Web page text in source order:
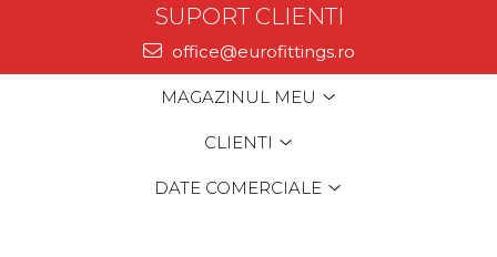
SUPORT CLIENTI
office@eurofittings.ro
MAGAZINUL MEU
CLIENTI
DATE COMERCIALE